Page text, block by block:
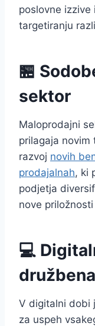
poslovne
targetiranju
🏪
sektor
Maloprodajni
prilagaja novim
razvoj novih
prodajalnah, ki
podjetja
nove
💻
V digitalni dobi
za uspeh